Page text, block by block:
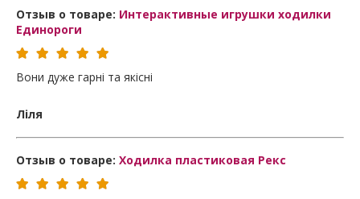
Отзыв о товаре: Интерактивные игрушки ходилки
Единороги
Вони дуже гарні та якісні
Ліля
Отзыв о товаре: Ходилка пластиковая Рекс